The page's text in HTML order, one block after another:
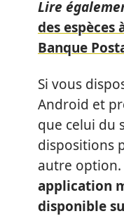
Lire
des
Banque
Si vous
Android et
que celui du
dispositions
autre option.
application
disponible